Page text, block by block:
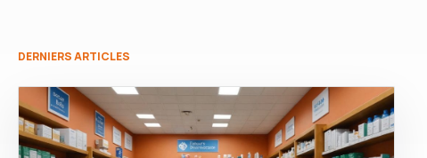
DERNIERS ARTICLES